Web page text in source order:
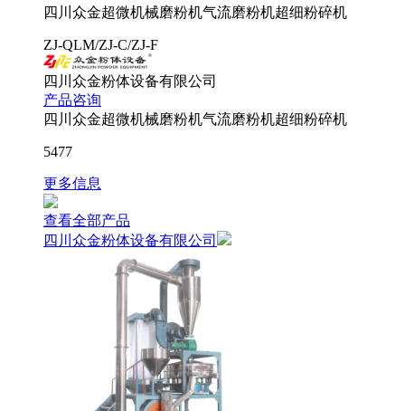
四川众金超微机械磨粉机气流磨粉机超细粉碎机
ZJ-QLM/ZJ-C/ZJ-F
四川众金粉体设备有限公司
产品咨询
四川众金超微机械磨粉机气流磨粉机超细粉碎机
5477
更多信息
查看全部产品
四川众金粉体设备有限公司